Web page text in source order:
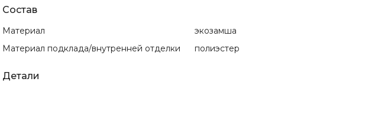
Состав
Материал
экозамша
Материал подклада/внутренней отделки
полиэстер
Детали